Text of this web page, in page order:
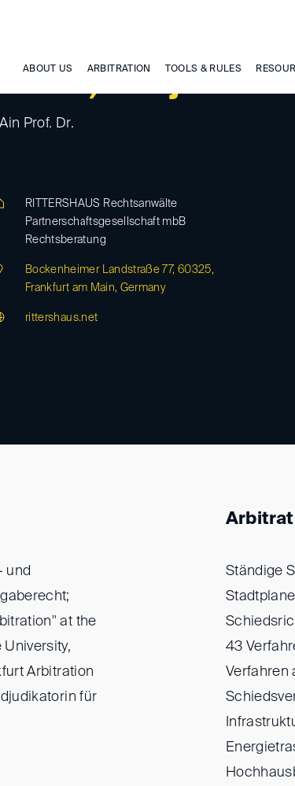
ABOUT US ARBITRATION TOOLS & RULES
Boldt, Antje
Prof. Dr.
RITTERSHAUS Rechtsanwälte
Partnerschaftsgesellschaft mbB
Rechtsberatung
Bockenheimer Landstraße 77, 60325,
Frankfurt am Main, Germany
rittershaus.net
und
at the
University,
Arbitration
für
Ständige
43
Verfahren